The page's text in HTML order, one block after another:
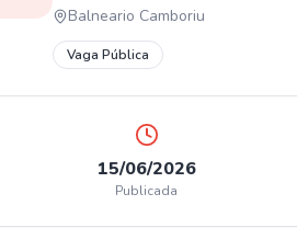
Balneario Camboriu
Vaga Pública
15/06/2026
Publicada